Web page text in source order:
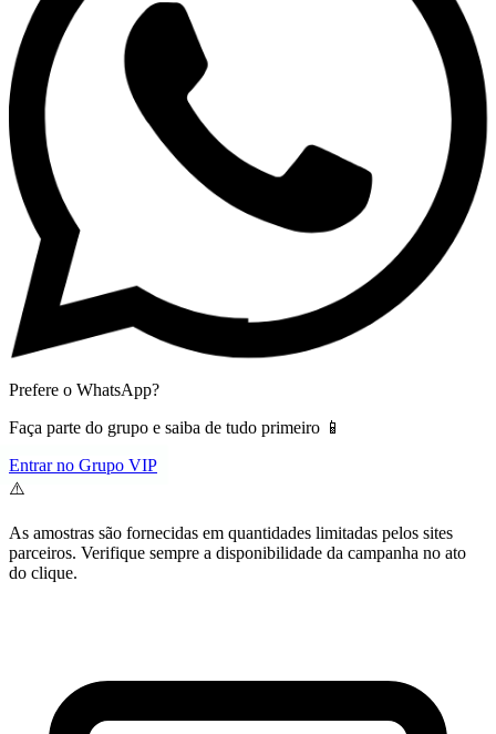
Prefere o WhatsApp?
Faça parte do grupo e saiba de tudo primeiro 📱
Entrar no Grupo VIP
⚠️
As amostras são fornecidas em quantidades limitadas pelos sites
parceiros. Verifique sempre a disponibilidade da campanha no ato
do clique.